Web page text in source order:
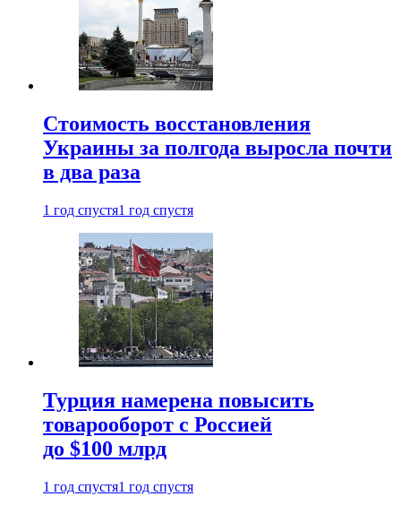
Стоимость восстановления
Украины за полгода выросла почти
в два раза
1 год спустя1 год спустя
Турция намерена повысить
товарооборот с Россией
до $100 млрд
1 год спустя1 год спустя